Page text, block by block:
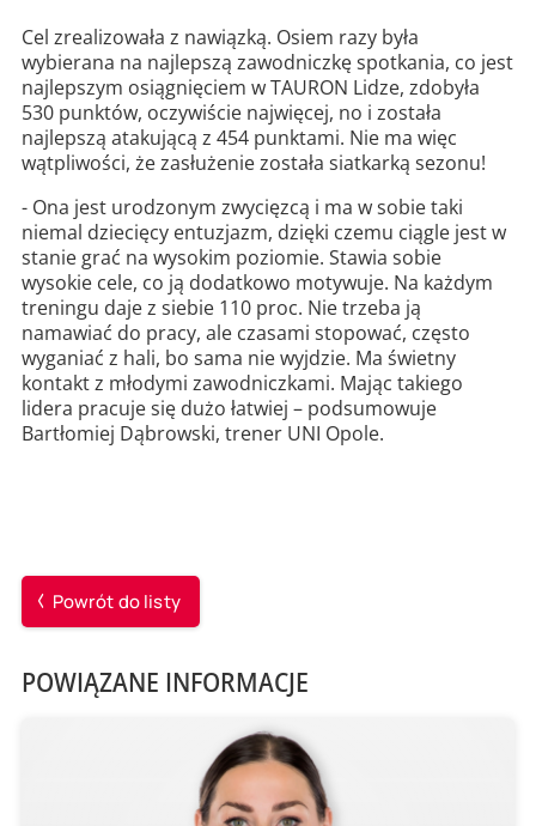
Cel zrealizowała z nawiązką. Osiem razy była
wybierana na najlepszą zawodniczkę spotkania, co jest
najlepszym osiągnięciem w TAURON Lidze, zdobyła
530 punktów, oczywiście najwięcej, no i została
najlepszą atakującą z 454 punktami. Nie ma więc
wątpliwości, że zasłużenie została siatkarką sezonu!
- Ona jest urodzonym zwycięzcą i ma w sobie taki
niemal dziecięcy entuzjazm, dzięki czemu ciągle jest w
stanie grać na wysokim poziomie. Stawia sobie
wysokie cele, co ją dodatkowo motywuje. Na każdym
treningu daje z siebie 110 proc. Nie trzeba ją
namawiać do pracy, ale czasami stopować, często
wyganiać z hali, bo sama nie wyjdzie. Ma świetny
kontakt z młodymi zawodniczkami. Mając takiego
lidera pracuje się dużo łatwiej – podsumowuje
Bartłomiej Dąbrowski, trener UNI Opole.
Powrót do listy
POWIĄZANE INFORMACJE